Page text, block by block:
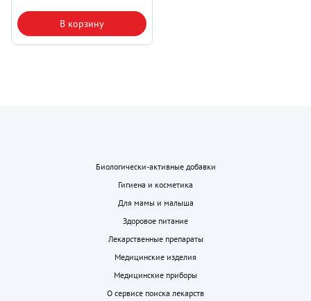
В корзину
Биологически-активные добавки
Гигиена и косметика
Для мамы и малыша
Здоровое питание
Лекарственные препараты
Медицинские изделия
Медицинские приборы
О сервисе поиска лекарств